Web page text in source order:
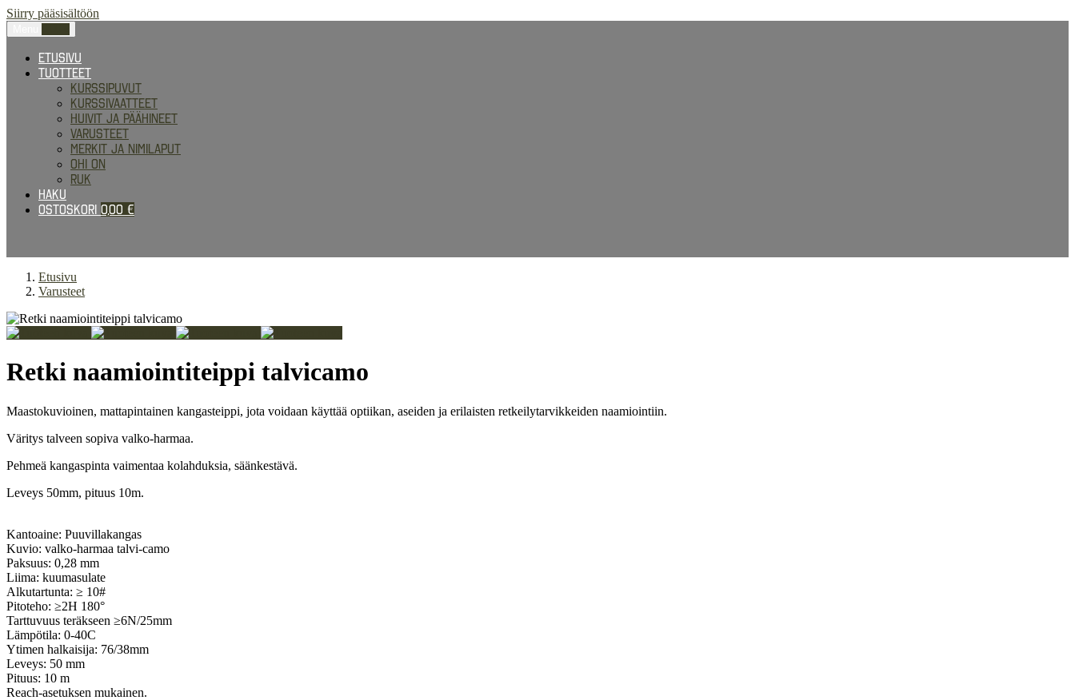
Siirry pääsisältöön
Etusivu
Tuotteet
Kurssipuvut
Kurssivaatteet
Huivit ja päähineet
Varusteet
Merkit ja nimilaput
Ohi on
RUK
Haku
Ostoskori 0,00 €
Etusivu
Varusteet
Retki naamiointiteippi talvicamo
Maastokuvioinen, mattapintainen kangasteippi, jota voidaan käyttää optiikan, aseiden ja erilaisten retkeilytarvikkeiden naamiointiin.
Väritys talveen sopiva valko-harmaa.
Pehmeä kangaspinta vaimentaa kolahduksia, säänkestävä.
Leveys 50mm, pituus 10m.
Kantoaine: Puuvillakangas
Kuvio: valko-harmaa talvi-camo
Paksuus: 0,28 mm
Liima: kuumasulate
Alkutartunta: ≥ 10#
Pitoteho: ≥2H 180°
Tarttuvuus teräkseen ≥6N/25mm
Lämpötila: 0-40C
Ytimen halkaisija: 76/38mm
Leveys: 50 mm
Pituus: 10 m
Reach-asetuksen mukainen.